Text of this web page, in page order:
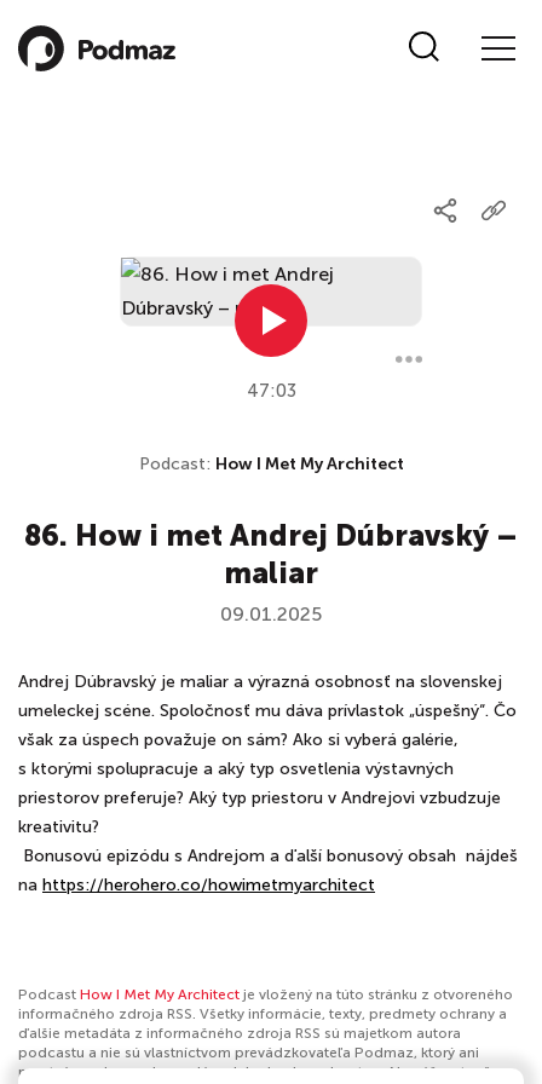
47:03
Podcast: How I Met My Architect
86. How i met Andrej Dúbravský –
maliar
09.01.2025
Andrej Dúbravský je maliar a výrazná osobnosť na slovenskej
umeleckej scéne. Spoločnosť mu dáva prívlastok „úspešný“. Čo
však za úspech považuje on sám? Ako si vyberá galérie,
s ktorými spolupracuje a aký typ osvetlenia výstavných
priestorov preferuje? Aký typ priestoru v Andrejovi vzbudzuje
kreativitu?
Bonusovú epizódu s Andrejom a ďalší bonusový obsah nájdeš
na https://herohero.co/howimetmyarchitect
Podcast How I Met My Architect je vložený na túto stránku z otvoreného
informačného zdroja RSS. Všetky informácie, texty, predmety ochrany a
ďalšie metadáta z informačného zdroja RSS sú majetkom autora
podcastu a nie sú vlastníctvom prevádzkovateľa Podmaz, ktorý ani
nevytvára ani nezodpovedá za ich obsah podcastov. Ak máš za to, že